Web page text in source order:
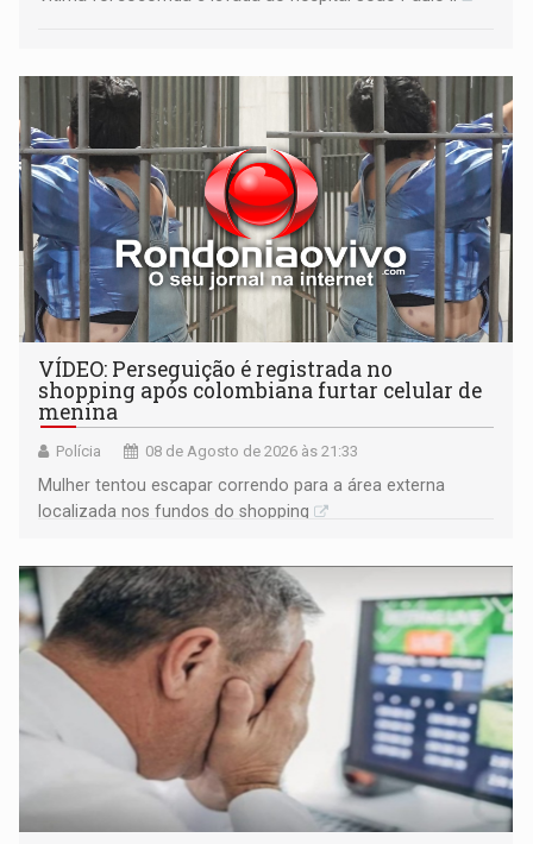
VÍDEO: Perseguição é registrada no
shopping após colombiana furtar celular de
menina
Polícia 08 de Agosto de 2026 às 21:33
Mulher tentou escapar correndo para a área externa
localizada nos fundos do shopping